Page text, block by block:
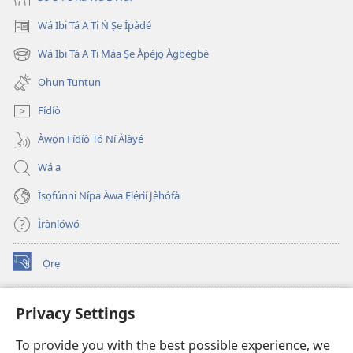
Privacy Settings
To provide you with the best possible experience, we
Wá Ibi Tá A Ti Ń Ṣe Ìpàdé
(opens
new
window)
Wá Ibi Tá A Ti Máa Ṣe Àpéjọ Àgbègbè
(opens
new
window)
Ohun Tuntun
Fídíò
Àwọn Fídíò Tó Ní Àlàyé
Wá a
Ìsọfúnni Nípa Àwa Ẹlẹ́rìí Jèhófà
Ìrànlọ́wọ́
Ọrẹ
(opens
new
ÀKÁ ÌWÉ ORÍ ÍŃTÁNẸ́Ẹ̀TÌ TI Watchtower™
(opens
window)JW Hub
(opens